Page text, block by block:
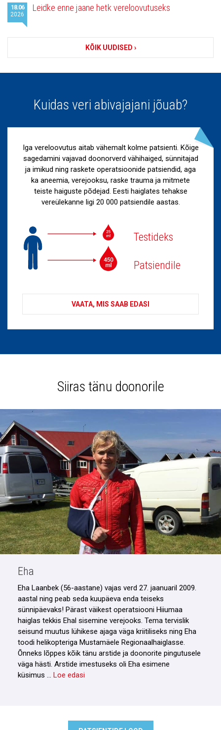
18.06
2026
Leidke enne jaane hetk vereloovutuseks
KÕIK UUDISED ›
Kuidas veri abivajajani jõuab?
Iga vereloovutus aitab vähemalt kolme patsienti. Kõige
sagedamini vajavad doonorverd vähihaiged, sünnitajad
ja imikud ning raskete operatsioonide patsiendid, aga
ka aneemia, verejooksu, raske trauma ja mitmete
teiste haiguste põdejad. Eesti haiglates tehakse
vereülekanne ligi 20 000 patsiendile aastas.
Testideks
Patsiendile
VAATA, MIS SAAB EDASI
Siiras tänu doonorile
Eha
Eha Laanbek (56-aastane) vajas verd 27. jaanuaril 2009.
aastal ning peab seda kuupäeva enda teiseks
sünnipäevaks! Pärast väikest operatsiooni Hiiumaa
haiglas tekkis Ehal sisemine verejooks. Tema tervislik
seisund muutus lühikese ajaga väga kriitiliseks ning Eha
toodi helikopteriga Mustamäele Regionaalhaiglasse.
Õnneks lõppes kõik tänu arstide ja doonorite pingutusele
väga hästi. Arstide imestuseks oli Eha esimene
küsimus … Loe edasi